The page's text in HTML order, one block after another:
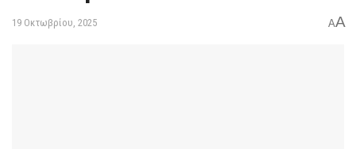
19 Οκτωβρίου, 2025 AA